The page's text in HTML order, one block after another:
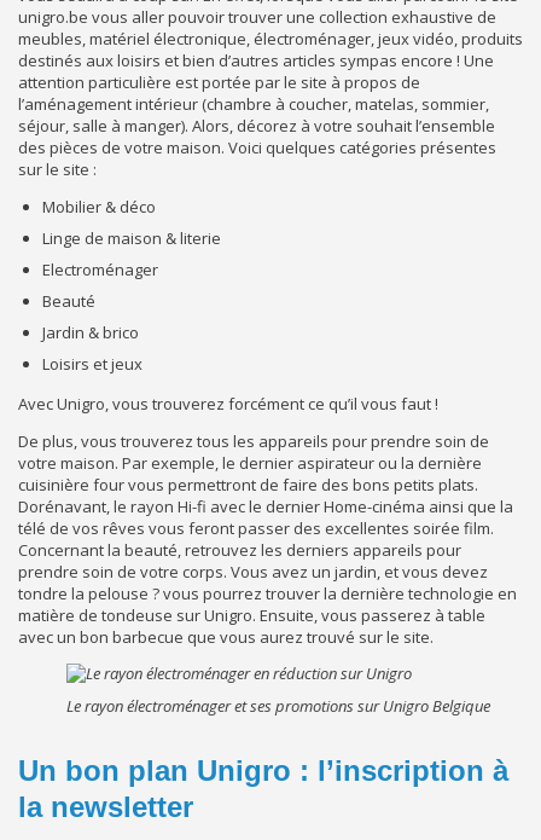
unigro.be vous aller pouvoir trouver une collection exhaustive de
meubles, matériel électronique, électroménager, jeux vidéo, produits
destinés aux loisirs et bien d’autres articles sympas encore ! Une
attention particulière est portée par le site à propos de
l’aménagement intérieur (chambre à coucher, matelas, sommier,
séjour, salle à manger). Alors, décorez à votre souhait l’ensemble
des pièces de votre maison. Voici quelques catégories présentes
sur le site :
Mobilier & déco
Linge de maison & literie
Electroménager
Beauté
Jardin & brico
Loisirs et jeux
Avec Unigro, vous trouverez forcément ce qu’il vous faut !
De plus, vous trouverez tous les appareils pour prendre soin de
votre maison. Par exemple, le dernier aspirateur ou la dernière
cuisinière four vous permettront de faire des bons petits plats.
Dorénavant, le rayon Hi-fi avec le dernier Home-cinéma ainsi que la
télé de vos rêves vous feront passer des excellentes soirée film.
Concernant la beauté, retrouvez les derniers appareils pour
prendre soin de votre corps. Vous avez un jardin, et vous devez
tondre la pelouse ? vous pourrez trouver la dernière technologie en
matière de tondeuse sur Unigro. Ensuite, vous passerez à table
avec un bon barbecue que vous aurez trouvé sur le site.
Le rayon électroménager et ses promotions sur Unigro Belgique
Un bon plan Unigro : l’inscription à
la newsletter